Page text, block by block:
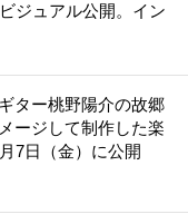
ジュアル公開。イン
ター桃野陽介の故郷
ージして制作した楽
7日（金）に公開